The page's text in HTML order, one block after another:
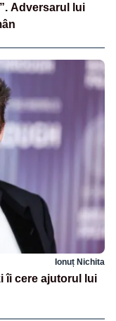
Adversarul lui
Ionuț Nichita
îi cere ajutorul lui